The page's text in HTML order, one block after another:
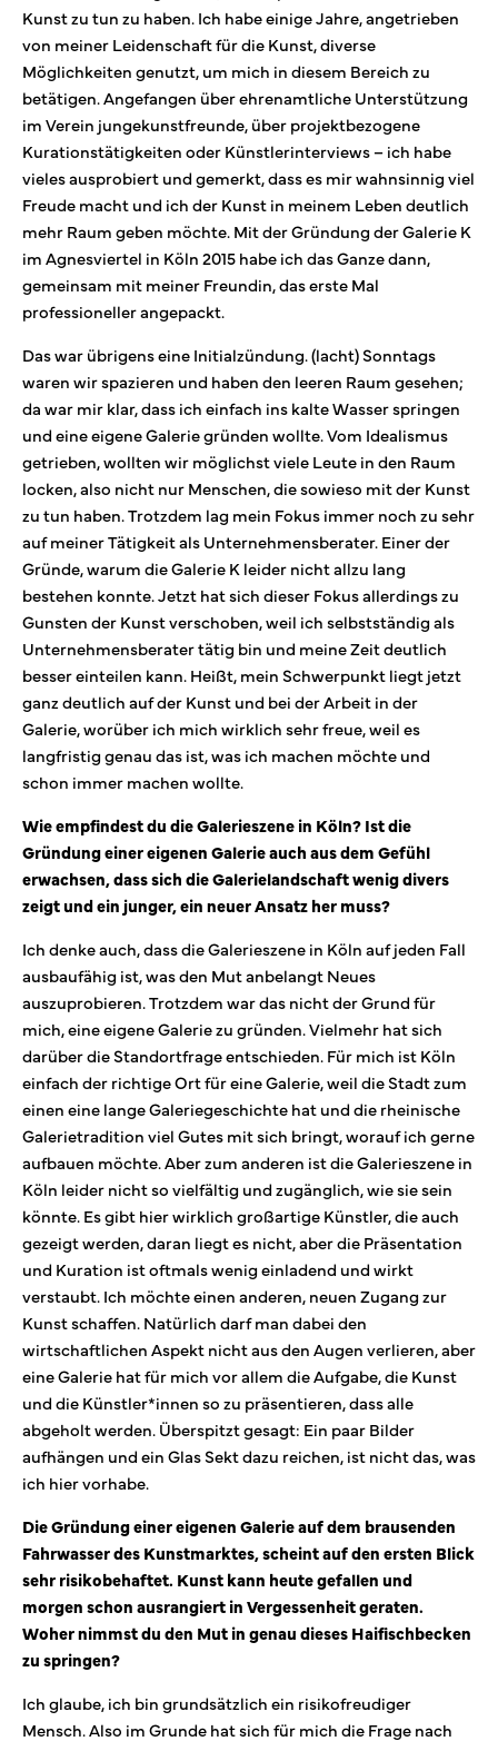
Kunst zu tun zu haben. Ich habe einige Jahre, angetrieben
von meiner Leidenschaft für die Kunst, diverse
Möglichkeiten genutzt, um mich in diesem Bereich zu
betätigen. Angefangen über ehrenamtliche Unterstützung
im Verein jungekunstfreunde, über projektbezogene
Kurationstätigkeiten oder Künstlerinterviews – ich habe
vieles ausprobiert und gemerkt, dass es mir wahnsinnig viel
Freude macht und ich der Kunst in meinem Leben deutlich
mehr Raum geben möchte. Mit der Gründung der Galerie K
im Agnesviertel in Köln 2015 habe ich das Ganze dann,
gemeinsam mit meiner Freundin, das erste Mal
professioneller angepackt.
Das war übrigens eine Initialzündung. (lacht) Sonntags
waren wir spazieren und haben den leeren Raum gesehen;
da war mir klar, dass ich einfach ins kalte Wasser springen
und eine eigene Galerie gründen wollte. Vom Idealismus
getrieben, wollten wir möglichst viele Leute in den Raum
locken, also nicht nur Menschen, die sowieso mit der Kunst
zu tun haben. Trotzdem lag mein Fokus immer noch zu sehr
auf meiner Tätigkeit als Unternehmensberater. Einer der
Gründe, warum die Galerie K leider nicht allzu lang
bestehen konnte. Jetzt hat sich dieser Fokus allerdings zu
Gunsten der Kunst verschoben, weil ich selbstständig als
Unternehmensberater tätig bin und meine Zeit deutlich
besser einteilen kann. Heißt, mein Schwerpunkt liegt jetzt
ganz deutlich auf der Kunst und bei der Arbeit in der
Galerie, worüber ich mich wirklich sehr freue, weil es
langfristig genau das ist, was ich machen möchte und
schon immer machen wollte.
Wie empfindest du die Galerieszene in Köln? Ist die
Gründung einer eigenen Galerie auch aus dem Gefühl
erwachsen, dass sich die Galerielandschaft wenig divers
zeigt und ein junger, ein neuer Ansatz her muss?
Ich denke auch, dass die Galerieszene in Köln auf jeden Fall
ausbaufähig ist, was den Mut anbelangt Neues
auszuprobieren. Trotzdem war das nicht der Grund für
mich, eine eigene Galerie zu gründen. Vielmehr hat sich
darüber die Standortfrage entschieden. Für mich ist Köln
einfach der richtige Ort für eine Galerie, weil die Stadt zum
einen eine lange Galeriegeschichte hat und die rheinische
Galerietradition viel Gutes mit sich bringt, worauf ich gerne
aufbauen möchte. Aber zum anderen ist die Galerieszene in
Köln leider nicht so vielfältig und zugänglich, wie sie sein
könnte. Es gibt hier wirklich großartige Künstler, die auch
gezeigt werden, daran liegt es nicht, aber die Präsentation
und Kuration ist oftmals wenig einladend und wirkt
verstaubt. Ich möchte einen anderen, neuen Zugang zur
Kunst schaffen. Natürlich darf man dabei den
wirtschaftlichen Aspekt nicht aus den Augen verlieren, aber
eine Galerie hat für mich vor allem die Aufgabe, die Kunst
und die Künstler*innen so zu präsentieren, dass alle
abgeholt werden. Überspitzt gesagt: Ein paar Bilder
aufhängen und ein Glas Sekt dazu reichen, ist nicht das, was
ich hier vorhabe.
Die Gründung einer eigenen Galerie auf dem brausenden
Fahrwasser des Kunstmarktes, scheint auf den ersten Blick
sehr risikobehaftet. Kunst kann heute gefallen und
morgen schon ausrangiert in Vergessenheit geraten.
Woher nimmst du den Mut in genau dieses Haifischbecken
zu springen?
Ich glaube, ich bin grundsätzlich ein risikofreudiger
Mensch. Also im Grunde hat sich für mich die Frage nach